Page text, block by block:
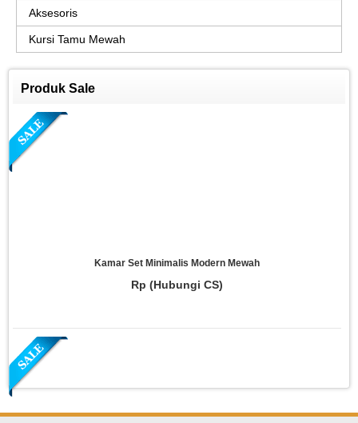
Aksesoris
Kursi Tamu Mewah
Produk Sale
Kamar Set Minimalis Modern Mewah
Rp (Hubungi CS)